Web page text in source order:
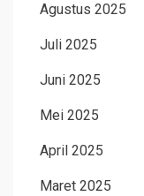
Agustus 2025
Juli 2025
Juni 2025
Mei 2025
April 2025
Maret 2025